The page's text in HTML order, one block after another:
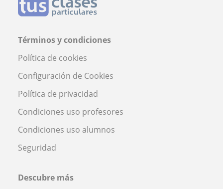
Términos y condiciones
Política de cookies
Configuración de Cookies
Política de privacidad
Condiciones uso profesores
Condiciones uso alumnos
Seguridad
Descubre más